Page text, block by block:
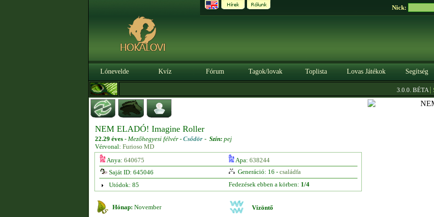
Nick:
Lónevelde Kvíz Fórum Tagok/lovak Toplista Lovas Játékok Segítség
3.0.0. BÉTA|
NEM ELADÓ! Imagine Roller
22.29 éves - Mezőhegyesi félvér - Csődör - Szín: pej
Vérvonal: Furioso MD
Anya: 640675 Apa: 638244
Saját ID: 645046
Generáció: 16 - családfa
Utódok: 85
Fedezések ebben a körben: 1/4
Hónap: November Vízöntő